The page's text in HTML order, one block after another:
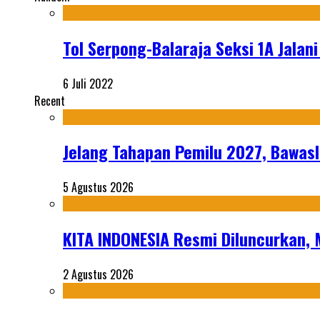
Tol Serpong-Balaraja Seksi 1A
6 Juli 2022
Recent
Jelang Tahapan Pemilu 2027,
5 Agustus 2026
KITA INDONESIA Resmi
2 Agustus 2026